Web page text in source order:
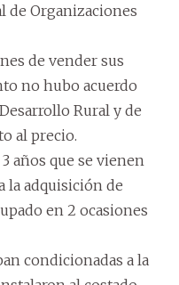
de Organizaciones
de vender sus
no hubo acuerdo
Rural y de
al precio.
años que se vienen
la adquisición de
en 2 ocasiones
condicionadas a la